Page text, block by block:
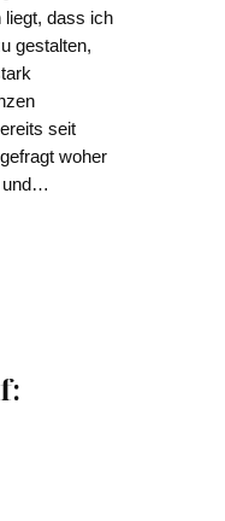
liegt, dass ich
gestalten,
seit
woher
und…